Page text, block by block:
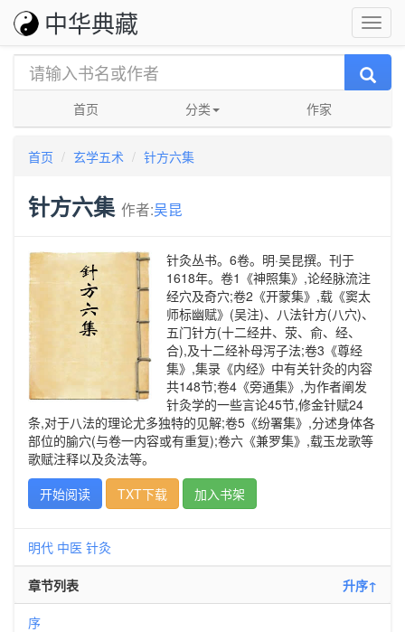
中华典藏
首页 分类 作家
首页 玄学五术 针方六集
针方六集 作者:吴昆
针灸丛书。6卷。明·吴昆撰。刊于
1618年。卷1《神照集》,论经脉流注
经穴及奇穴;卷2《开蒙集》,载《窦太
师标幽赋》(吴注)、八法针方(八穴)、
五门针方(十二经井、荥、俞、经、
合),及十二经补母泻子法;卷3《尊经
集》,集录《内经》中有关针灸的内容
共148节;卷4《旁通集》,为作者阐发
针灸学的一些言论45节,修金针赋24
条,对于八法的理论尤多独特的见解;卷5《纷署集》,分述身体各
部位的腧穴(与卷一内容或有重复);卷六《兼罗集》,载玉龙歌等
歌赋注释以及灸法等。
开始阅读
TXT下载 加入书架
明代 中医 针灸
章节列表 升序↑
序